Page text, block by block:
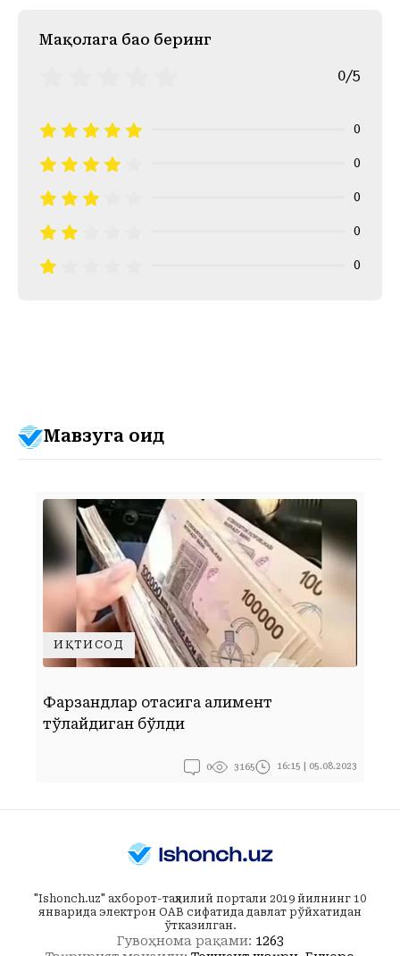
Mақолага баҳо беринг
0/5
0
0
0
0
0
Мавзуга оид
ИҚТИСОД
Фарзандлар отасига алимент
тўлайдиган бўлди
0 3165 16:15 | 05.08.2023
"Ishonch.uz" ахборот-таҳлилий портали 2019 йилнинг 10
январида электрон ОАВ сифатида давлат рўйхатидан
ўтказилган.
Гувоҳнома рақами: 1263